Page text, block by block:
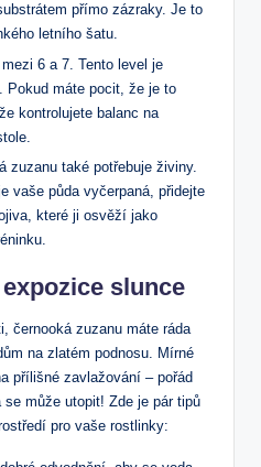
přímo zázraky. Je to
letního šatu.
6 a 7. Tento level je
Pokud máte pocit, že je to
kontrolujete balanc na
zuzanu také potřebuje živiny.
vaše půda vyčerpaná, přidejte
které ji osvěží jako
slunce
černooká zuzanu máte ráda
na zlatém podnosu. Mírné
přílišné zavlažování – pořád
může utopit! Zde je pár tipů
pro vaše rostlinky: